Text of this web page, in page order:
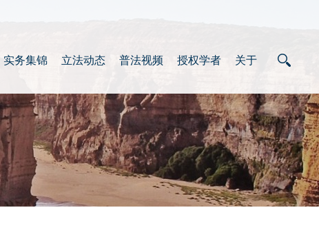
实务集锦 立法动态 普法视频 授权学者 关于